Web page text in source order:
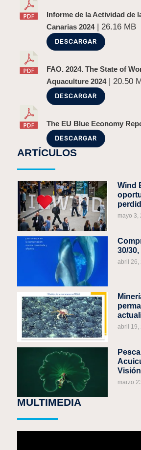
Informe de la Actividad de
Canarias 2024| 26.16 MB
DESCARGAR
FAO. 2024. The State of
Aquaculture 2024| 20.50
DESCARGAR
The EU Blue Economy
DESCARGAR
ARTÍCULOS
Wind
mayo 3,
30/
abril 26,
abril 19,
marzo
MULTIMEDIA